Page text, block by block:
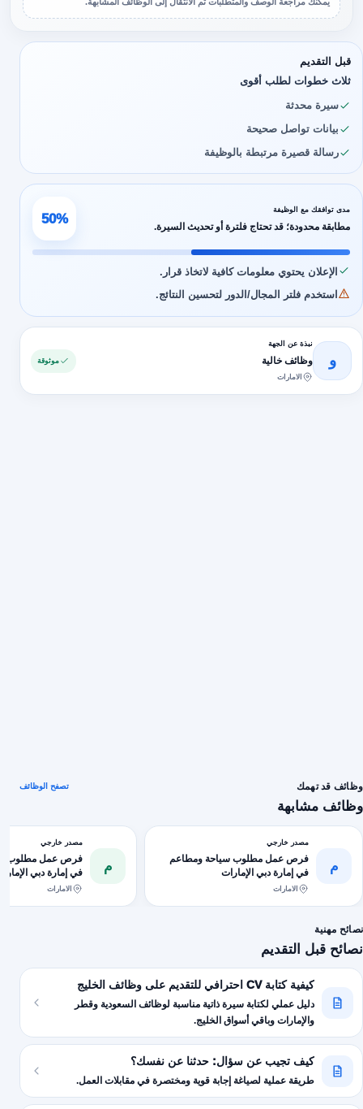
قبل التقديم
ثلاث خطوات لطلب أقوى
سيرة محدثة
بيانات تواصل صحيحة
رسالة قصيرة مرتبطة بالوظيفة
مدى توافقك مع الوظيفة
مطابقة محدودة؛ قد تحتاج فلترة أو تحديث السيرة. 50%
الإعلان يحتوي معلومات كافية لاتخاذ قرار.
استخدم فلتر المجال/الدور لتحسين النتائج.
و
نبذة عن الجهة
وظائف خالية
الامارات
موثوقة
وظائف قد تهمك
وظائف مشابهة
تصفح الوظائف
م
مصدر خارجي
فرص عمل مطلوب سياحة ومطاعم
في إمارة دبي الإمارات
الامارات
م
مصدر خارجي
فرص عمل مطلوب
في إمارة دبي
الامارات
نصائح مهنية
نصائح قبل التقديم
كيفية كتابة CV احترافي للتقديم على وظائف الخليج
دليل عملي لكتابة سيرة ذاتية مناسبة لوظائف السعودية وقطر
والإمارات وباقي أسواق الخليج.
كيف تجيب عن سؤال: حدثنا عن نفسك؟
طريقة عملية لصياغة إجابة قوية ومختصرة في مقابلات العمل.